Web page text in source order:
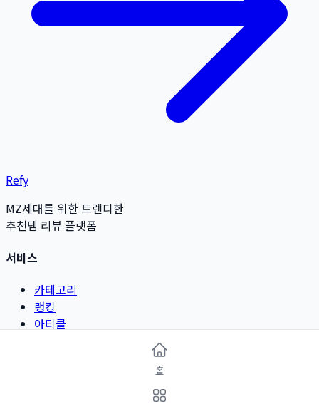
Refy
MZ세대를 위한 트렌디한
추천템 리뷰 플랫폼
서비스
카테고리
랭킹
아티클
홈